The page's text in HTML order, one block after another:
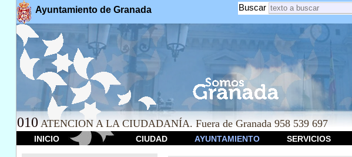
Ayuntamiento de Granada Buscar
010 ATENCION A LA CIUDADANÍA. Fuera de Granada 958 539 697
INICIO CIUDAD AYUNTAMIENTO SERVICIOS